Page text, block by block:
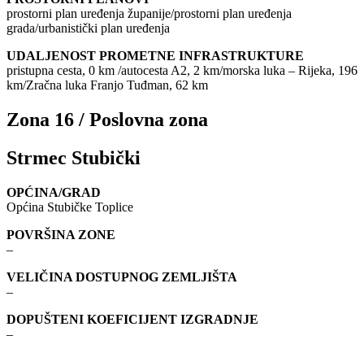
prostorni plan uređenja županije/prostorni plan uređenja
grada/urbanistički plan uređenja
UDALJENOST PROMETNE INFRASTRUKTURE
pristupna cesta, 0 km /autocesta A2, 2 km/morska luka – Rijeka, 196
km/Zračna luka Franjo Tuđman, 62 km
Zona 16 / Poslovna zona
Strmec Stubički
OPĆINA/GRAD
Općina Stubičke Toplice
POVRŠINA ZONE
–
VELIČINA DOSTUPNOG ZEMLJIŠTA
–
DOPUŠTENI KOEFICIJENT IZGRADNJE
–